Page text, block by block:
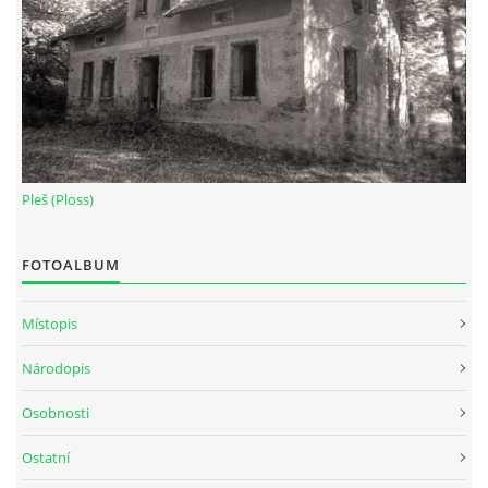
DŮL NA SLÍDU (NA KOLE)
Kontakt:
--------------------------------------------------------------
Tento projekt je realizován za finanční podpory
Pleš (Ploss)
FOTOALBUM
Místopis
Národopis
Osobnosti
Ostatní